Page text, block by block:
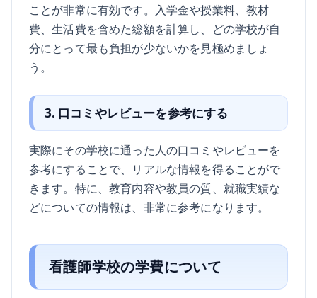
ことが非常に有効です。入学金や授業料、教材
費、生活費を含めた総額を計算し、どの学校が自
分にとって最も負担が少ないかを見極めましょ
う。
3. 口コミやレビューを参考にする
実際にその学校に通った人の口コミやレビューを
参考にすることで、リアルな情報を得ることがで
きます。特に、教育内容や教員の質、就職実績な
どについての情報は、非常に参考になります。
看護師学校の学費について